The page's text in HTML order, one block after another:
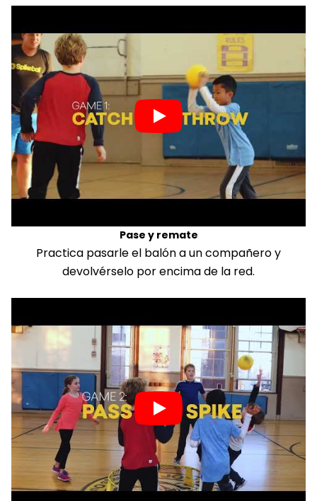
Pase y remate
Practica pasarle el balón a un compañero y
devolvérselo por encima de la red.